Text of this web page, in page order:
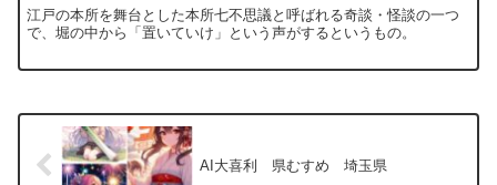
江戸の本所を舞台とした本所七不思議と呼ばれる奇談・怪談の一つ
で、堀の中から「置いていけ」という声がするというもの。
AI大喜利 県むすめ 埼玉県